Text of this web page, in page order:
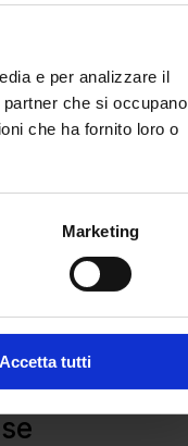
e per analizzare il
che si occupano
che ha fornito loro o
Marketing
Accetta tutti